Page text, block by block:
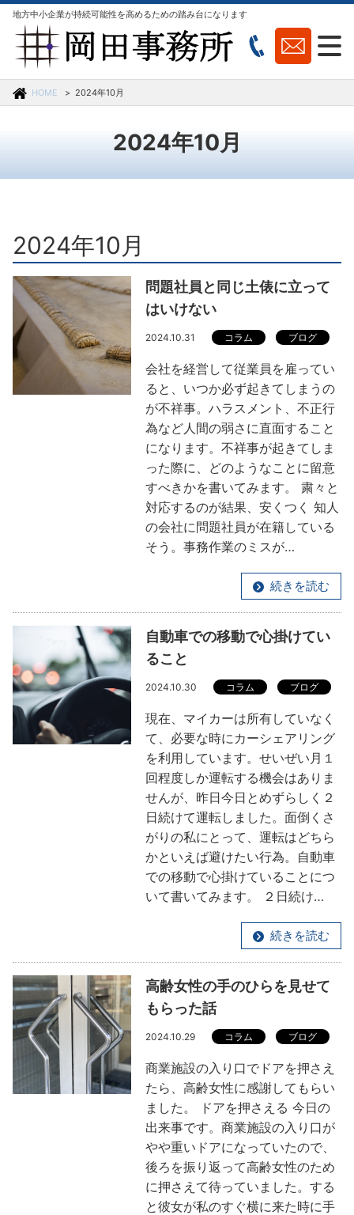
地方中小企業が持続可能性を高めるための踏み台になります
HOME 2024年10月
2024年10月
2024年10月
問題社員と同じ土俵に立って
はいけない
2024.10.31 コラム ブログ
会社を経営して従業員を雇ってい
ると、いつか必ず起きてしまうの
が不祥事。ハラスメント、不正行
為など人間の弱さに直面すること
になります。不祥事が起きてしま
った際に、どのようなことに留意
すべきかを書いてみます。 粛々と
対応するのが結果、安くつく 知人
の会社に問題社員が在籍している
そう。事務作業のミスが…
続きを読む
自動車での移動で心掛けてい
ること
2024.10.30 コラム ブログ
現在、マイカーは所有していなく
て、必要な時にカーシェアリング
を利用しています。せいぜい月１
回程度しか運転する機会はありま
せんが、昨日今日とめずらしく２
日続けて運転しました。面倒くさ
がりの私にとって、運転はどちら
かといえば避けたい行為。自動車
での移動で心掛けていることにつ
いて書いてみます。 ２日続け…
続きを読む
高齢女性の手のひらを見せて
もらった話
2024.10.29 コラム ブログ
商業施設の入り口でドアを押さえ
たら、高齢女性に感謝してもらい
ました。 ドアを押さえる 今日の
出来事です。商業施設の入り口が
やや重いドアになっていたので、
後ろを振り返って高齢女性のため
に押さえて待っていました。する
と彼女が私のすぐ横に来た時に手